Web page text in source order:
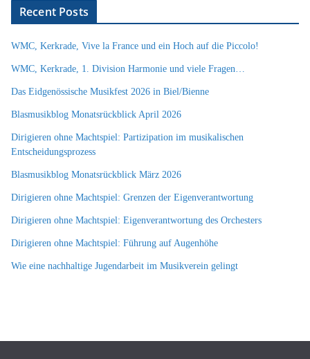
Recent Posts
WMC, Kerkrade, Vive la France und ein Hoch auf die Piccolo!
WMC, Kerkrade, 1. Division Harmonie und viele Fragen…
Das Eidgenössische Musikfest 2026 in Biel/Bienne
Blasmusikblog Monatsrückblick April 2026
Dirigieren ohne Machtspiel: Partizipation im musikalischen
Entscheidungsprozess
Blasmusikblog Monatsrückblick März 2026
Dirigieren ohne Machtspiel: Grenzen der Eigenverantwortung
Dirigieren ohne Machtspiel: Eigenverantwortung des Orchesters
Dirigieren ohne Machtspiel: Führung auf Augenhöhe
Wie eine nachhaltige Jugendarbeit im Musikverein gelingt